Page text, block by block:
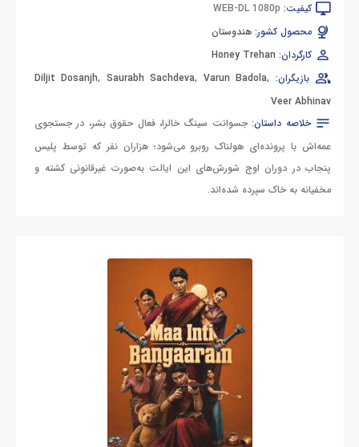
کیفیت: WEB-DL 1080p
محصول کشور: هندوستان
کارگردان: Honey Trehan
بازیگران:
Diljit Dosanjh, Saurabh Sachdeva, Varun Badola,
Veer Abhinav
خلاصه داستان:جسوانت سینگ خالرا، فعال حقوق بشر، در جستجوی
عمه‌اش با پرونده‌ای هولناک روبرو می‌شود؛ هزاران نفر که توسط پلیس
پنجاب در دوران اوج شورش‌های این ایالت به‌صورت غیرقانونی کشته و
مخفیانه به خاک سپرده شده‌اند.